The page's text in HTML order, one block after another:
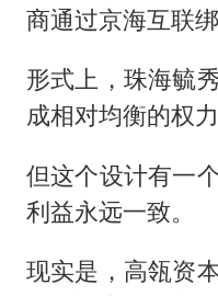
商通过京海互联绑
形式上，珠海毓
成相对均衡的权力
但这个设计有一
利益永远一致。
现实是，高瓴资